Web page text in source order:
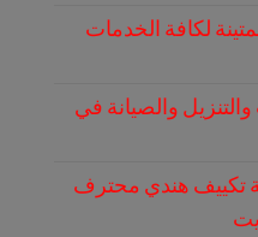
لكافة الخدمات
والصيانة في
تكييف هندي محترف